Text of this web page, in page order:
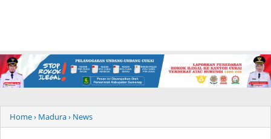
Home› Madura› News